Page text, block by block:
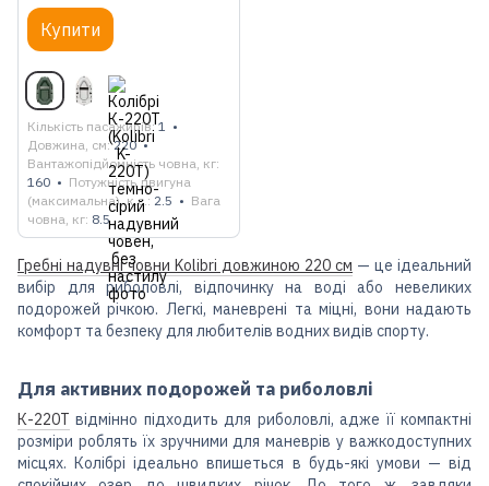
Купити
Кількість пасажирів 1
Довжина, см 220
Вантажопідйомність човна, кг
160
Потужність двигуна
(максимальна), к.с. 2.5
Вага
човна, кг 8.5
Гребні надувні човни Kolibri довжиною 220 см — це ідеальний
вибір для риболовлі, відпочинку на воді або невеликих
подорожей річкою. Легкі, маневрені та міцні, вони надають
комфорт та безпеку для любителів водних видів спорту.
Для активних подорожей та риболовлі
К-220Т відмінно підходить для риболовлі, адже її компактні
розміри роблять їх зручними для маневрів у важкодоступних
місцях. Колібрі ідеально впишеться в будь-які умови — від